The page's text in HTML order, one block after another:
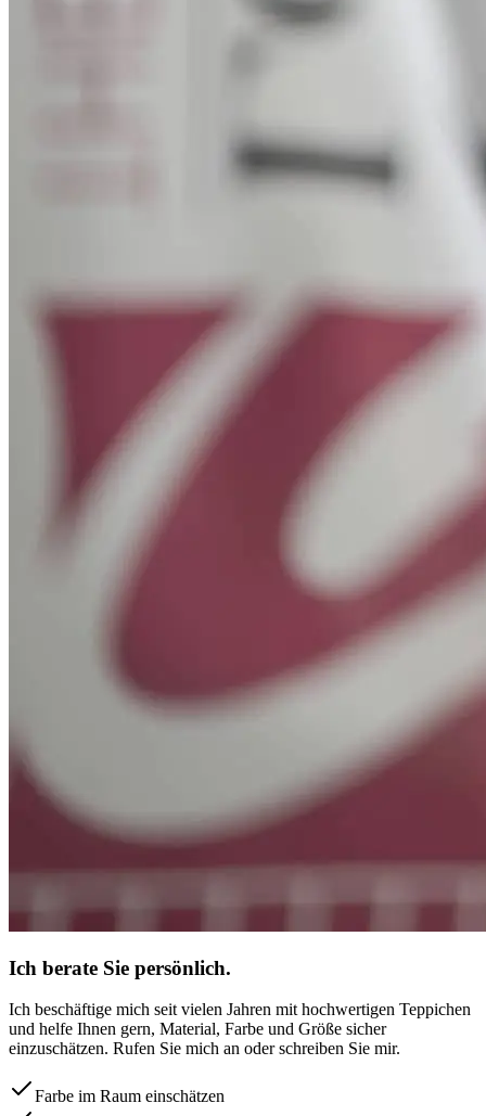
Ich berate Sie persönlich.
Ich beschäftige mich seit vielen Jahren mit hochwertigen Teppichen
und helfe Ihnen gern, Material, Farbe und Größe sicher
einzuschätzen. Rufen Sie mich an oder schreiben Sie mir.
Farbe im Raum einschätzen